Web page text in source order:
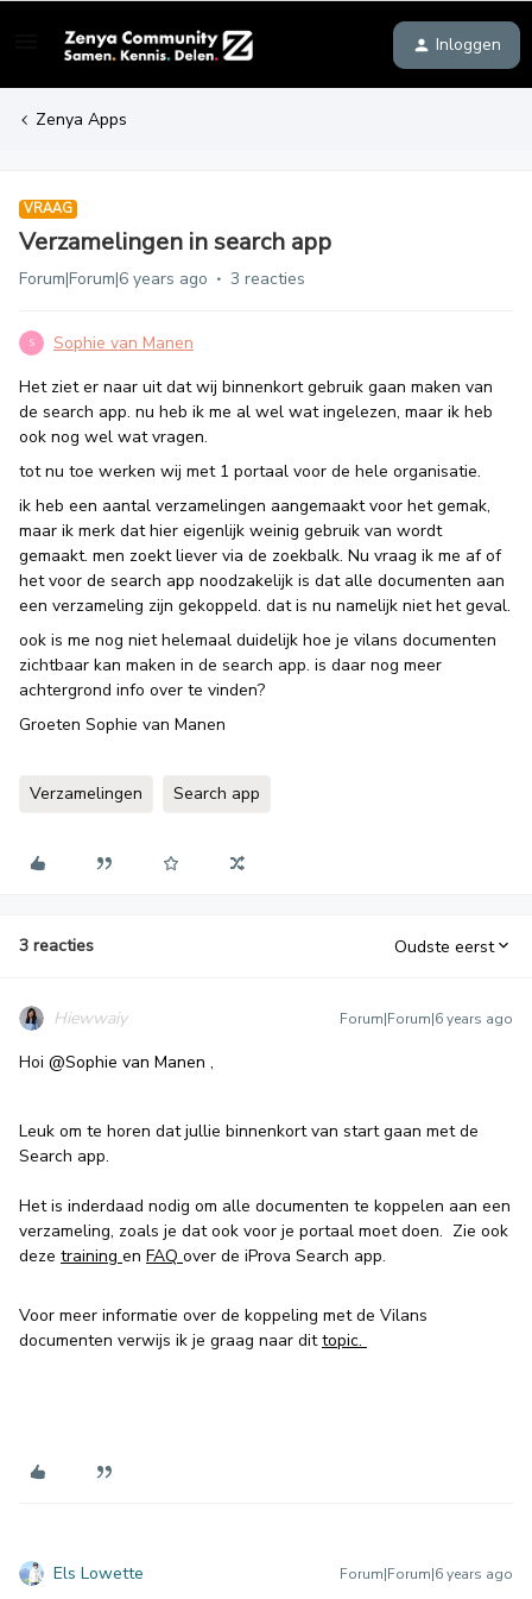
Inloggen
Zenya Apps
VRAAG
Verzamelingen in search app
Forum|Forum|6 years ago 3 reacties
S
Sophie van Manen
Het ziet er naar uit dat wij binnenkort gebruik gaan maken van
de search app. nu heb ik me al wel wat ingelezen, maar ik heb
ook nog wel wat vragen.
tot nu toe werken wij met 1 portaal voor de hele organisatie.
ik heb een aantal verzamelingen aangemaakt voor het gemak,
maar ik merk dat hier eigenlijk weinig gebruik van wordt
gemaakt. men zoekt liever via de zoekbalk. Nu vraag ik me af of
het voor de search app noodzakelijk is dat alle documenten aan
een verzameling zijn gekoppeld. dat is nu namelijk niet het geval.
ook is me nog niet helemaal duidelijk hoe je vilans documenten
zichtbaar kan maken in de search app. is daar nog meer
achtergrond info over te vinden?
Groeten Sophie van Manen
Verzamelingen Search app
3 reacties Oudste eerst
Hiewwaiy Forum|Forum|6 years ago
Hoi @Sophie van Manen ,
Leuk om te horen dat jullie binnenkort van start gaan met de
Search app.
Het is inderdaad nodig om alle documenten te koppelen aan een
verzameling, zoals je dat ook voor je portaal moet doen. Zie ook
deze training en FAQ over de iProva Search app.
Voor meer informatie over de koppeling met de Vilans
documenten verwijs ik je graag naar dittopic.
Els Lowette Forum|Forum|6 years ago